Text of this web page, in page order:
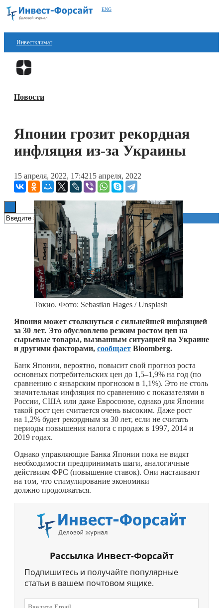
ENG
Инвестклимат
Финансы
Блокчейн
Книги
Новости
Японии грозит рекордная
инфляция из-за Украины
15 апреля, 2022, 17:4215 апреля, 2022
Токио. Фото: Sebastian Hages / Unsplash
Япония может столкнуться с сильнейшей инфляцией
за 30 лет. Это обусловлено резким ростом цен на
сырьевые товары, вызванным ситуацией на Украине
и другими факторами, сообщает Bloomberg.
Банк Японии, вероятно, повысит свой прогноз роста
основных потребительских цен до 1,5–1,9% на год (по
сравнению с январским прогнозом в 1,1%). Это не столь
значительная инфляция по сравнению с показателями в
России, США или даже Евросоюзе, однако для Японии
такой рост цен считается очень высоким. Даже рост
на 1,2% будет рекордным за 30 лет, если не считать
периоды повышения налога с продаж в 1997, 2014 и
2019 годах.
Однако управляющие Банка Японии пока не видят
необходимости предпринимать шаги, аналогичные
действиям ФРС (повышение ставок). Они настаивают
на том, что стимулирование экономики
должно продолжаться.
Рассылка Инвест-Форсайт
Подпишитесь и получайте популярные
статьи в вашем почтовом ящике.